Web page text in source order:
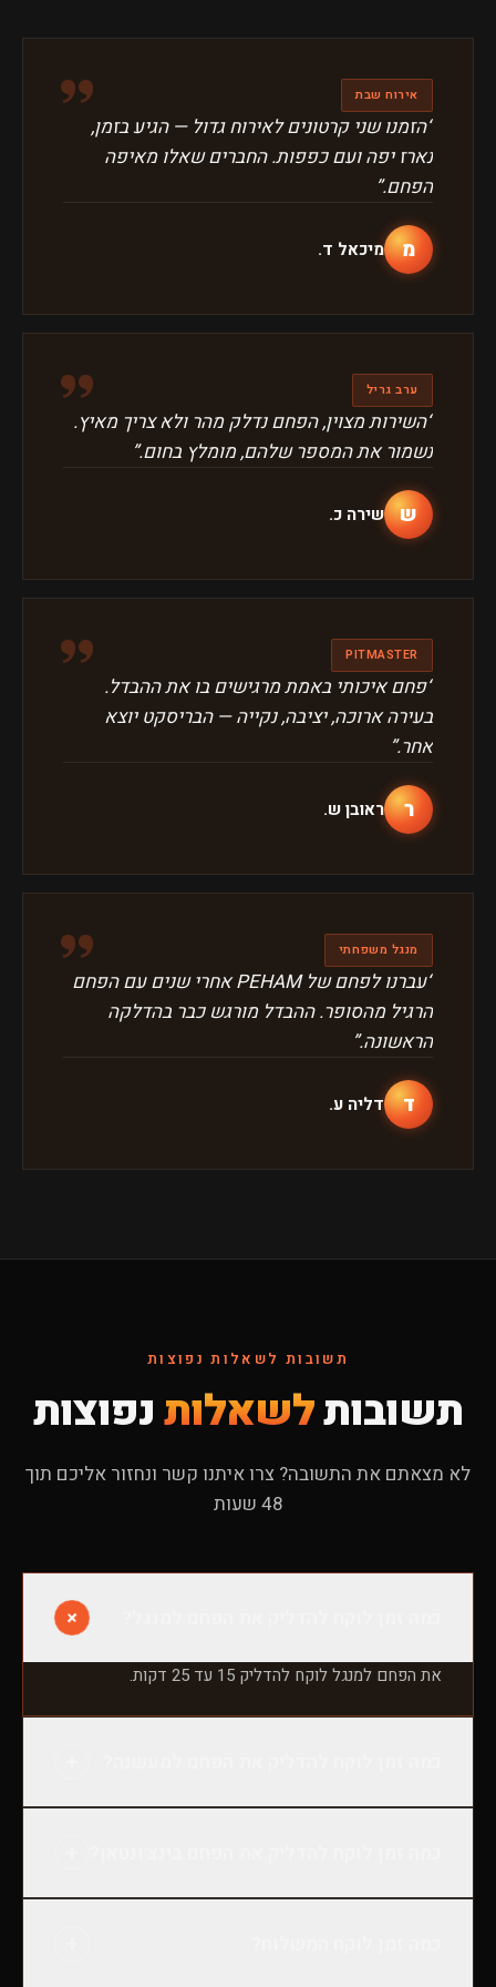
״ אירוח שבת
“הזמנו שני קרטונים לאירוח גדול — הגיע בזמן,
נארז יפה ועם כפפות. החברים שאלו מאיפה
הפחם.”
מ מיכאל ד.
״ ערב גריל
“השירות מצוין, הפחם נדלק מהר ולא צריך מאיץ.
נשמור את המספר שלהם, מומלץ בחום.”
ש שירה כ.
״ PITMASTER
“פחם איכותי באמת מרגישים בו את ההבדל.
בעירה ארוכה, יציבה, נקייה — הבריסקט יוצא
אחר.”
ר ראובן ש.
״ מנגל משפחתי
“
עברנו לפחם של PEHAM אחרי שנים עם הפחם
הרגיל מהסופר. ההבדל מורגש כבר בהדלקה
הראשונה.”
ד דליה ע.
תשובות לשאלות נפוצות
תשובותלשאלותנפוצות
לא מצאתם את התשובה? צרו איתנו קשר ונחזור אליכם תוך
48 שעות
+
את הפחם למנגל לוקח להדליק 15 עד 25 דקות.